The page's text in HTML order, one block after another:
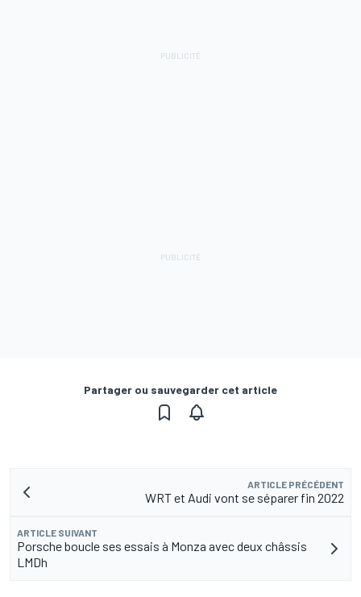
Partager ou sauvegarder cet article
ARTICLE PRÉCÉDENT
WRT et Audi vont se séparer fin 2022
ARTICLE SUIVANT
Porsche boucle ses essais à Monza avec deux châssis
LMDh